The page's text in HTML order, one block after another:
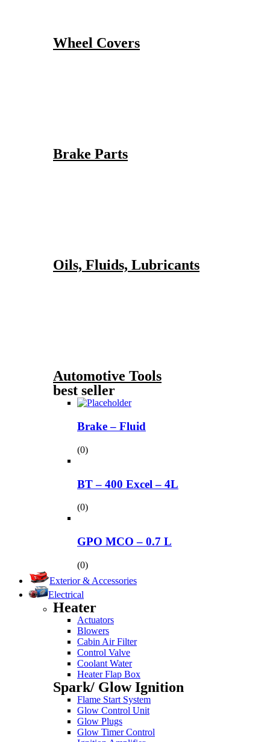
Wheel Covers
Brake Parts
Oils, Fluids, Lubricants
Automotive Tools
best seller
Brake – Fluid
(0)
BT – 400 Excel – 4L
(0)
GPO MCO – 0.7 L
(0)
Exterior & Accessories
Electrical
Heater
Actuators
Blowers
Cabin Air Filter
Control Valve
Coolant Water
Heater Flap Box
Spark/ Glow Ignition
Flame Start System
Glow Control Unit
Glow Plugs
Glow Timer Control